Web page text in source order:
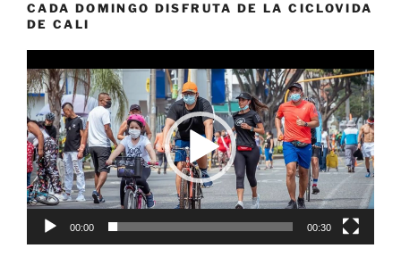
CADA DOMINGO DISFRUTA DE LA CICLOVIDA
DE CALI
de
vídeo
00:00 00:30